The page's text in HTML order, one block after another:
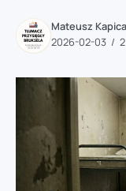
Mateusz Kapica
2026-02-03